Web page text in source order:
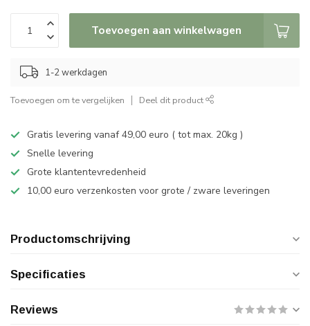
Toevoegen aan winkelwagen
1-2 werkdagen
Toevoegen om te vergelijken Deel dit product
Gratis levering vanaf 49,00 euro ( tot max. 20kg )
Snelle levering
Grote klantentevredenheid
10,00 euro verzenkosten voor grote / zware leveringen
Productomschrijving
Specificaties
Reviews